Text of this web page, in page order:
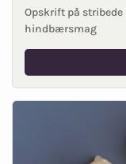
Opskrift på
hindbærsmag